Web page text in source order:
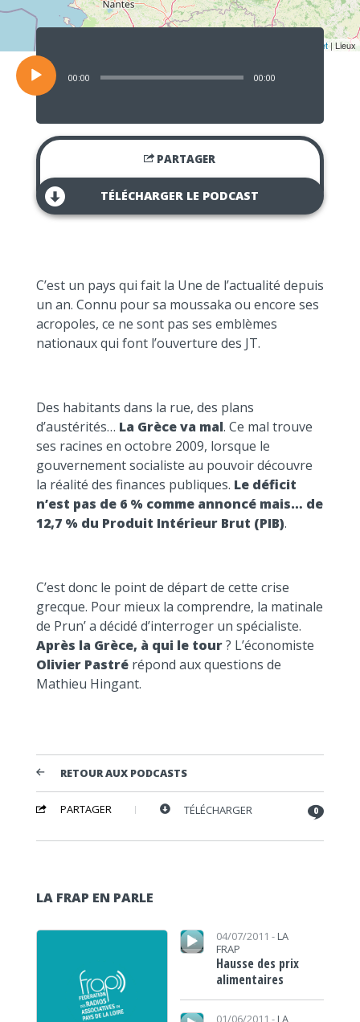
Leaflet | Lieux
Lecteur
audio
00:00 00:00
PARTAGER
TÉLÉCHARGER LE PODCAST
C’est un pays qui fait la Une de l’actualité depuis
un an. Connu pour sa moussaka ou encore ses
acropoles, ce ne sont pas ses emblèmes
nationaux qui font l’ouverture des JT.
Des habitants dans la rue, des plans
d’austérités… La Grèce va mal. Ce mal trouve
ses racines en octobre 2009, lorsque le
gouvernement socialiste au pouvoir découvre
la réalité des finances publiques. Le déficit
n’est pas de 6 % comme annoncé mais… de
12,7 % du Produit Intérieur Brut (PIB).
C’est donc le point de départ de cette crise
grecque. Pour mieux la comprendre, la matinale
de Prun’ a décidé d’interroger un spécialiste.
Après la Grèce, à qui le tour? L’économiste
Olivier Pastrérépond aux questions de
Mathieu Hingant.
RETOUR AUX PODCASTS
PARTAGER TÉLÉCHARGER 0
LA FRAP EN PARLE
Lecteur audio
04/07/2011 - LA
FRAP
Hausse des prix
alimentaires
Lecteur audio
01/06/2011 - LA